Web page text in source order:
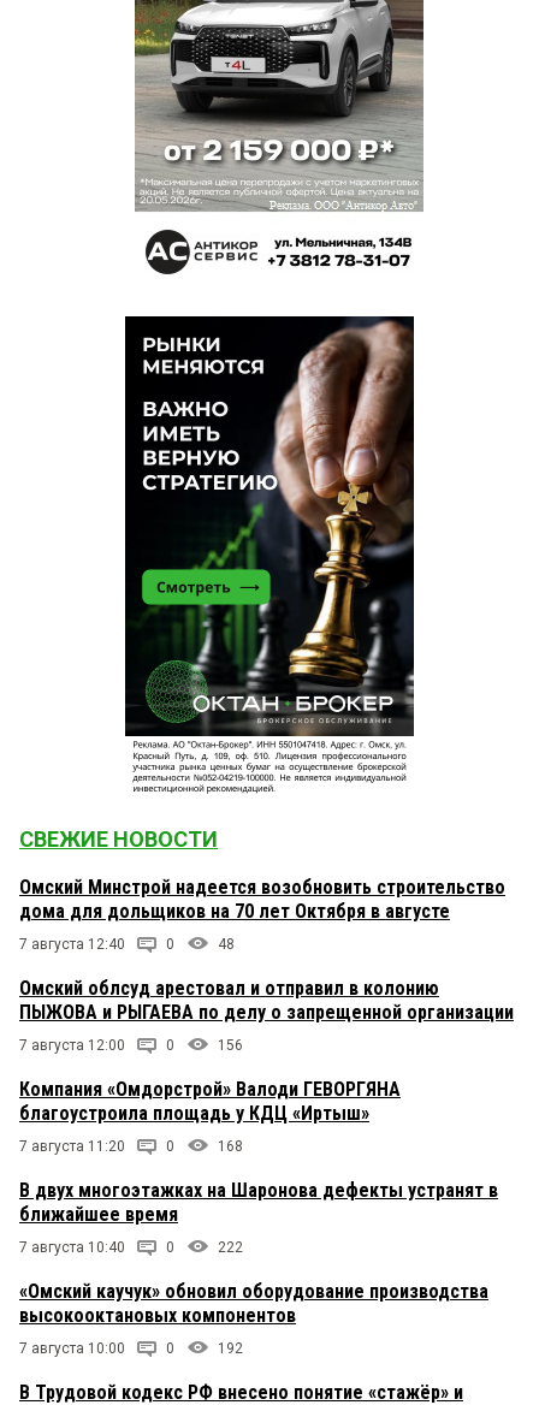
СВЕЖИЕ НОВОСТИ
Омский Минстрой надеется возобновить строительство
дома для дольщиков на 70 лет Октября в августе
7 августа 12:40 0 48
Омский облсуд арестовал и отправил в колонию
ПЫЖОВА и РЫГАЕВА по делу о запрещенной организации
7 августа 12:00 0 156
Компания «Омдорстрой» Валоди ГЕВОРГЯНА
благоустроила площадь у КДЦ «Иртыш»
7 августа 11:20 0 168
В двух многоэтажках на Шаронова дефекты устранят в
ближайшее время
7 августа 10:40 0 222
«Омский каучук» обновил оборудование производства
высокооктановых компонентов
7 августа 10:00 0 192
В Трудовой кодекс РФ внесено понятие «стажёр» и